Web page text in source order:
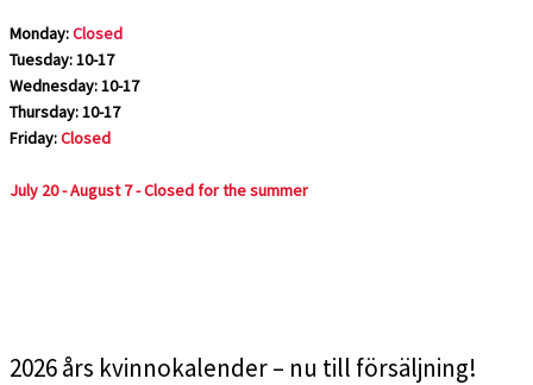
Monday:Closed
Tuesday: 10-17
Wednesday: 10-17
Thursday: 10-17
Friday:Closed
July 20 - August 7 - Closed for the summer
2026 års kvinnokalender – nu till försäljning!